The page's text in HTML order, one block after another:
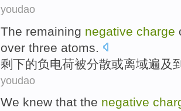
youdao
The remaining negative charge
over three atoms
剩下的负电荷被分散或离域遍及
youdao
We knew that the negative